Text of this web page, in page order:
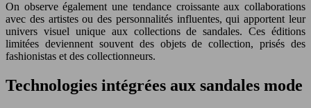
On observe également une tendance croissante aux collaborations
avec des artistes ou des personnalités influentes, qui apportent leur
univers visuel unique aux collections de sandales. Ces éditions
limitées deviennent souvent des objets de collection, prisés des
fashionistas et des collectionneurs.
Technologies intégrées aux sandales mode